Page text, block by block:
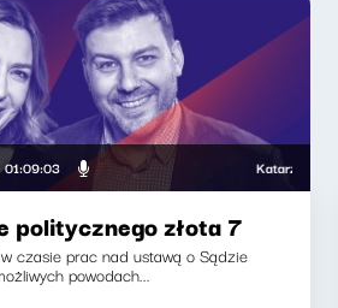
01:09:03 Katarzyna
politycznego złota 7
czasie prac nad ustawą o Sądzie
powodach...